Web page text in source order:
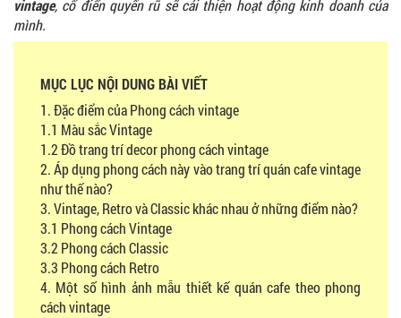
vintage, cổ điển quyến rũ sẽ cải thiện hoạt động kinh doanh của
mình.
MỤC LỤC NỘI DUNG BÀI VIẾT
1. Đặc điểm của Phong cách vintage
1.1 Màu sắc Vintage
1.2 Đồ trang trí decor phong cách vintage
2. Áp dụng phong cách này vào trang trí quán cafe vintage
như thế nào?
3. Vintage, Retro và Classic khác nhau ở những điểm nào?
3.1 Phong cách Vintage
3.2 Phong cách Classic
3.3 Phong cách Retro
4. Một số hình ảnh mẫu thiết kế quán cafe theo phong
cách vintage